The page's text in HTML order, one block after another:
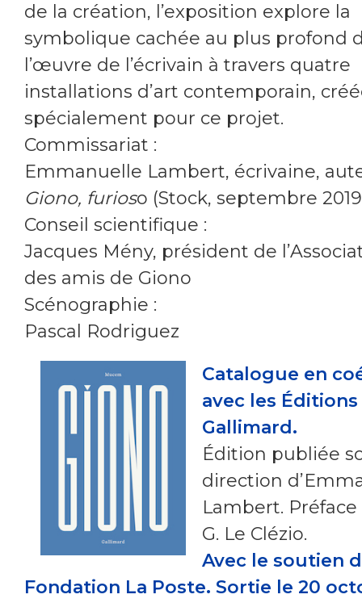
de la création, l’exposition explore la
symbolique cachée au plus profond
l’œuvre de l’écrivain à travers quatre
installations d’art contemporain,
spécialement pour ce projet.
Commissariat :
Emmanuelle Lambert, écrivaine,
Giono, furioso (Stock, septembre
Conseil scientifique :
Jacques Mény, président de
des amis de Giono
Scénographie :
Pascal Rodriguez
Catalogue en
avec les Éditions
Gallimard.
Édition publiée
direction
Lambert. Préface
G. Le Clézio.
Avec le soutien
Fondation La Poste. Sortie le 20